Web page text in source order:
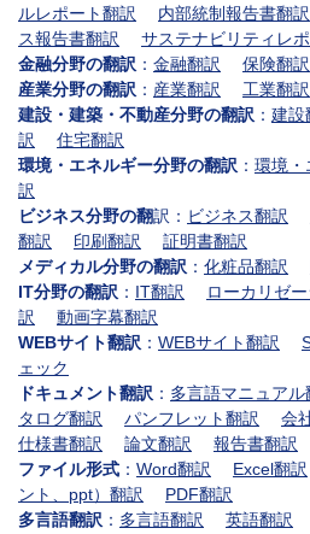
ルレポート翻訳
内部統制報告書翻訳
ス報告書翻訳
サステナビリティレ
金融分野の翻訳 ： 金融翻訳 保険翻訳
産業分野の翻訳 ： 産業翻訳 工業翻訳
建設・建築・不動産分野の翻訳 ： 建設
訳
住宅翻訳
環境・エネルギー分野の翻訳 ： 環境・
訳
ビジネス分野の翻訳： ビジネス翻訳
翻訳
印刷翻訳
証明書翻訳
メディカル分野の翻訳 ： 化粧品翻訳
IT分野の翻訳 ： IT翻訳
ローカリゼ
訳
動画字幕翻訳
WEBサイト翻訳 ： WEBサイト翻訳
ェック
ドキュメント翻訳 ： 多言語マニュアル
タログ翻訳
パンフレット翻訳 会
仕様書翻訳
論文翻訳 報告書翻訳
ファイル形式 ： Word翻訳 Excel翻訳
ント、ppt）翻訳
PDF翻訳
多言語翻訳 ： 多言語翻訳 英語翻訳